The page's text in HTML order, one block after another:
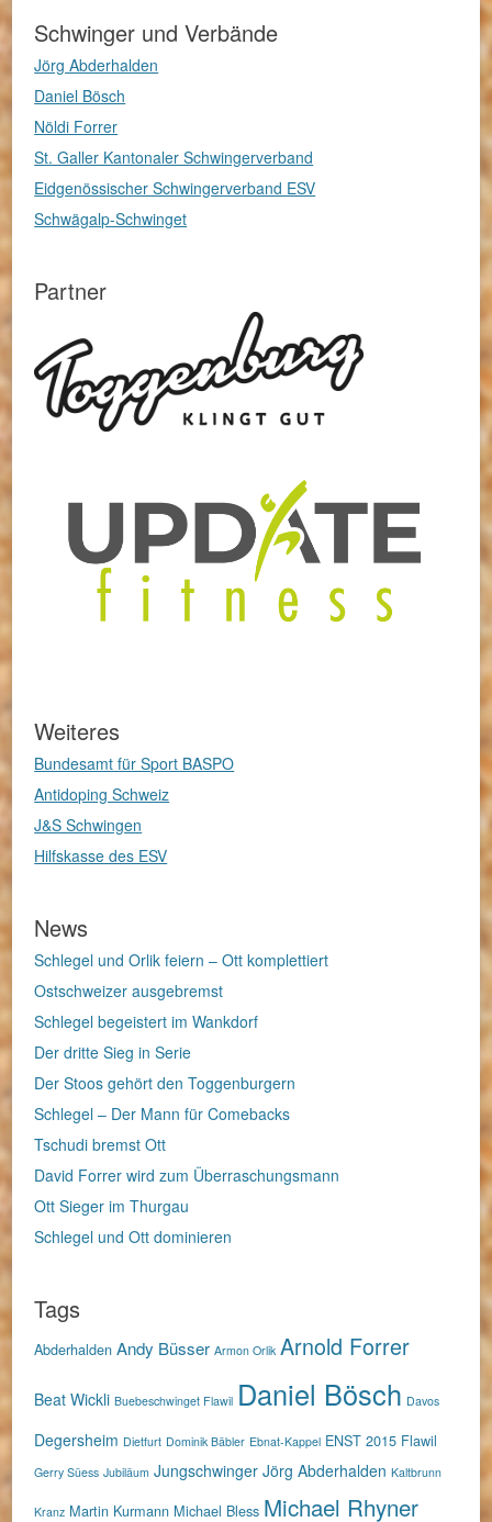
Schwinger und Verbände
Jörg Abderhalden
Daniel Bösch
Nöldi Forrer
St. Galler Kantonaler Schwingerverband
Eidgenössischer Schwingerverband ESV
Schwägalp-Schwinget
Partner
Weiteres
Bundesamt für Sport BASPO
Antidoping Schweiz
J&S Schwingen
Hilfskasse des ESV
News
Schlegel und Orlik feiern – Ott komplettiert
Ostschweizer ausgebremst
Schlegel begeistert im Wankdorf
Der dritte Sieg in Serie
Der Stoos gehört den Toggenburgern
Schlegel – Der Mann für Comebacks
Tschudi bremst Ott
David Forrer wird zum Überraschungsmann
Ott Sieger im Thurgau
Schlegel und Ott dominieren
Tags
Abderhalden Andy Büsser Armon Orlik Arnold Forrer
Beat Wickli Buebeschwinget Flawil Daniel Bösch Davos
Degersheim Dietfurt Dominik Bäbler Ebnat-Kappel ENST 2015 Flawil
Gerry Süess Jubiläum Jungschwinger Jörg Abderhalden Kaltbrunn
Kranz Martin Kurmann Michael Bless Michael Rhyner